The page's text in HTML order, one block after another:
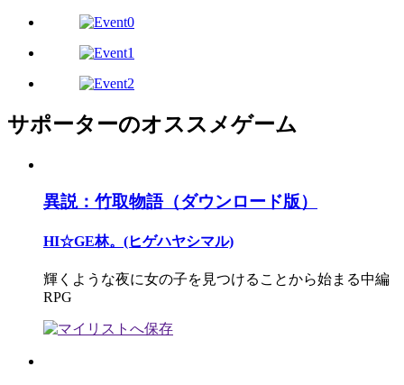
サポーターのオススメゲーム
異説：竹取物語（ダウンロード版）
HI☆GE林。(ヒゲハヤシマル)
輝くような夜に女の子を見つけることから始まる中編
RPG